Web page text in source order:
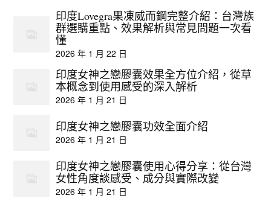
印度Lovegra果凍威而鋼完整介紹：台灣族
群選購重點、效果解析與常見問題一次看
懂
2026 年 1 月 22 日
印度女神之戀膠囊效果全方位介紹，從草
本概念到使用感受的深入解析
2026 年 1 月 21 日
印度女神之戀膠囊功效全面介紹
2026 年 1 月 21 日
印度女神之戀膠囊使用心得分享：從台灣
女性角度談感受、成分與實際改變
2026 年 1 月 21 日